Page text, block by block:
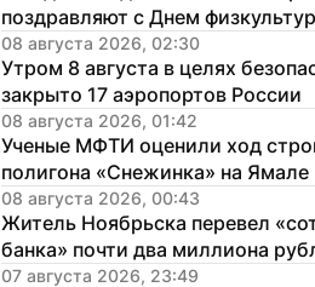
поздравляют с Днем
08 августа 2026, 02:30
Утром 8 августа в целях
закрыто 17 аэропортов России
08 августа 2026, 01:42
Ученые МФТИ оценили ход
полигона «Снежинка» на Ямале
08 августа 2026, 00:43
Житель Ноябрьска перевел
банка» почти два миллиона
07 августа 2026, 23:49